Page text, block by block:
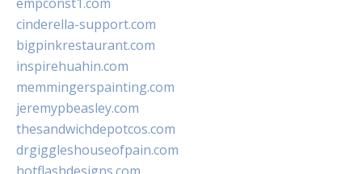
cinderella-support.com
bigpinkrestaurant.com
inspirehuahin.com
memmingerspainting.com
jeremypbeasley.com
thesandwichdepotcos.com
drgiggleshouseofpain.com